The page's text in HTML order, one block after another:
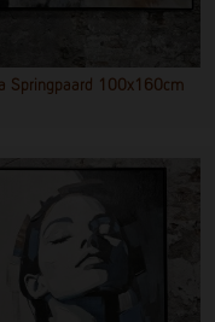
Springpaard 100x160cm